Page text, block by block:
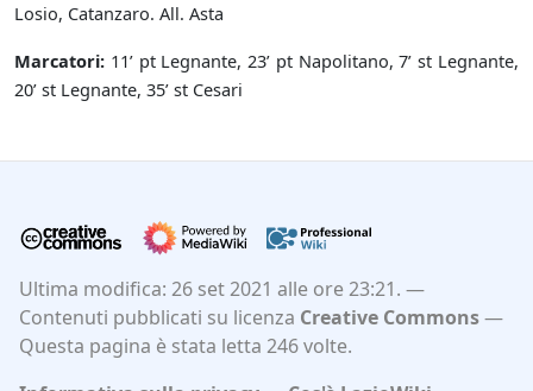
Losio, Catanzaro. All. Asta
Marcatori: 11’ pt Legnante, 23’ pt Napolitano, 7’ st Legnante,
20’ st Legnante, 35’ st Cesari
Ultima modifica: 26 set 2021 alle ore 23:21.
Contenuti pubblicati su licenza Creative Commons
Questa pagina è stata letta 246 volte.